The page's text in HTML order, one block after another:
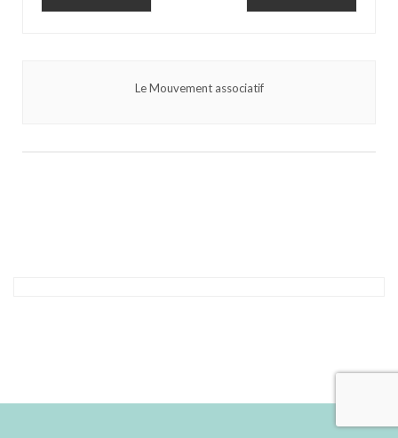
Le Mouvement associatif